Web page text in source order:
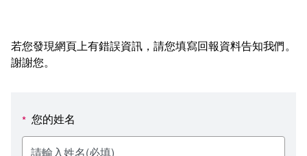
活動研習
歷史訊息
空大有利的學習條件
環境設備
資訊圖像化專區
活動花絮
校長室
教務處課務組
通識教育中心
法律學系
其他好站
資訊相關法規
校務資訊
新生報名
在學資訊
若您發現網頁上有錯誤資訊，請您填寫回報資料告知我們。
謝謝您。
* 您的姓名